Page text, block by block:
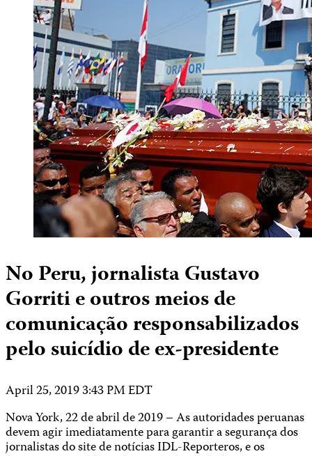
No Peru, jornalista Gustavo
Gorriti e outros meios de
comunicação responsabilizados
pelo suicídio de ex-presidente
April 25, 2019 3:43 PM EDT
Nova York, 22 de abril de 2019 – As autoridades peruanas
devem agir imediatamente para garantir a segurança dos
jornalistas do site de notícias IDL-Reporteros, e os